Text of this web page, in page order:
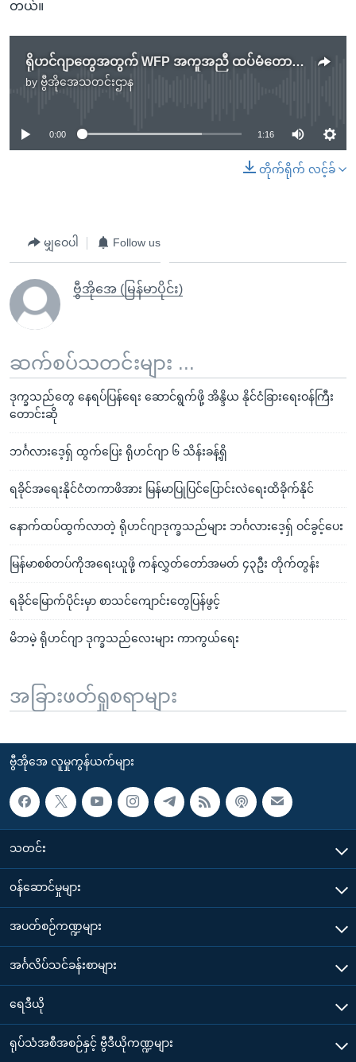
တယ်။
ရိုဟင်ဂျာတွေအတွက် WFP အကူအညီ ထပ်မံတောင်းခံ
by ဗွီအိုအေသတင်းဌာန
No media source currently available
0:00 1:16
တိုက်ရိုက် လင့်ခ်
မျှဝေပါ Follow us
ဗွီအိုအေ (မြန်မာပိုင်း)
ဆက်စပ်သတင်းများ ...
ဒုက္ခသည်တွေ နေရပ်ပြန်ရေး ဆောင်ရွက်ဖို့ အိန္ဒိယ နိုင်ငံခြားရေးဝန်ကြီး
တောင်းဆို
ဘင်္ဂလားဒေ့ရှ် ထွက်ပြေး ရိုဟင်ဂျာ ၆ သိန်းခန့်ရှိ
ရခိုင်အရေးနိုင်ငံတကာဖိအား မြန်မာပြုပြင်ပြောင်းလဲရေးထိခိုက်နိုင်
နောက်ထပ်ထွက်လာတဲ့ ရိုဟင်ဂျာဒုက္ခသည်များ ဘင်္ဂလားဒေ့ရ်ှ ဝင်ခွင့်ပေး
မြန်မာစစ်တပ်ကိုအရေးယူဖို့ ကန်လွှတ်တော်အမတ် ၄၃ဦး တိုက်တွန်း
ရခိုင်မြောက်ပိုင်းမှာ စာသင်ကျောင်းတွေပြန်ဖွင့်
မိဘမဲ့ ရိုဟင်ဂျာ ဒုက္ခသည်လေးများ ကာကွယ်ရေး
အခြားဖတ်ရှုစရာများ
ဗွီအိုအေ လူမှုကွန်ယက်များ
သတင်း
၀န်ဆောင်မှုများ
အပတ်စဉ်ကဏ္ဍများ
အင်္ဂလိပ်သင်ခန်းစာများ
ရေဒီယို
ရုပ်သံအစီအစဉ်နှင့် ဗွီဒီယိုကဏ္ဍများ